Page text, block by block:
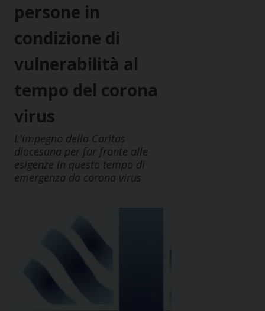
persone in
condizione di
vulnerabilità al
tempo del corona
virus
L'impegno della Caritas
diocesana per far fronte alle
esigenze in questo tempo di
emergenza da corona virus